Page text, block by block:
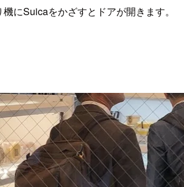
にSuicaをかざすとドアが開きます。